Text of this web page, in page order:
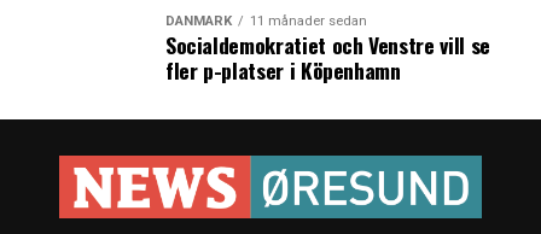
DANMARK 11 månader sedan
Socialdemokratiet och Venstre vill se
fler p-platser i Köpenhamn